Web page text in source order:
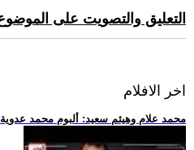
التعليق والتصويت على
اخر الافلام
.. محمد علام وهيثم سعيد: ألبوم محمد عدوية